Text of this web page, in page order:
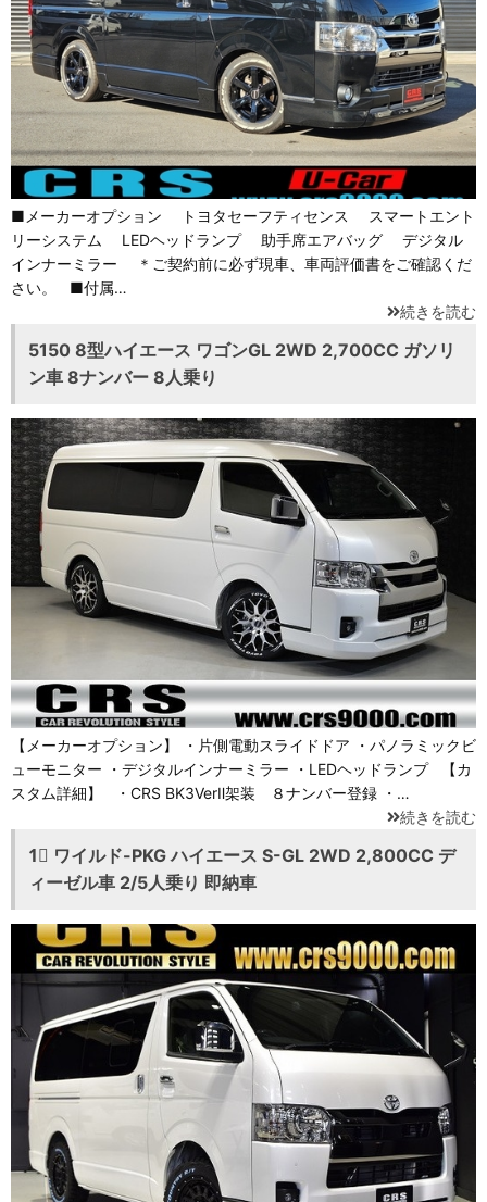
■メーカーオプション トヨタセーフティセンス スマートエント
リーシステム LEDヘッドランプ 助手席エアバッグ デジタル
インナーミラー ＊ご契約前に必ず現車、車両評価書をご確認くだ
さい。 ■付属…
続きを読む
5150 8型ハイエース ワゴンGL 2WD 2,700CC ガソリ
ン車 8ナンバー 8人乗り
【メーカーオプション】 ・片側電動スライドドア ・パノラミックビ
ューモニター ・デジタルインナーミラー ・LEDヘッドランプ 【カ
スタム詳細】 ・CRS BK3VerⅡ架装 ８ナンバー登録 ・…
続きを読む
1⃣ ワイルド-PKG ハイエース S-GL 2WD 2,800CC デ
ィーゼル車 2/5人乗り 即納車